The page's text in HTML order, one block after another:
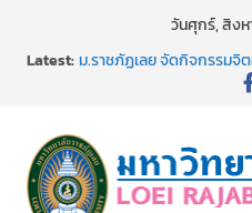
วันศุกร์, สิง
Latest:ม.ราชภัฏเลย จัดกิจกรรมจิ
เงินรายได้
ม.ราชภัฏเลย จัดมหกรรมวิช
นักเรียนมัธยมปลายค้นหาส